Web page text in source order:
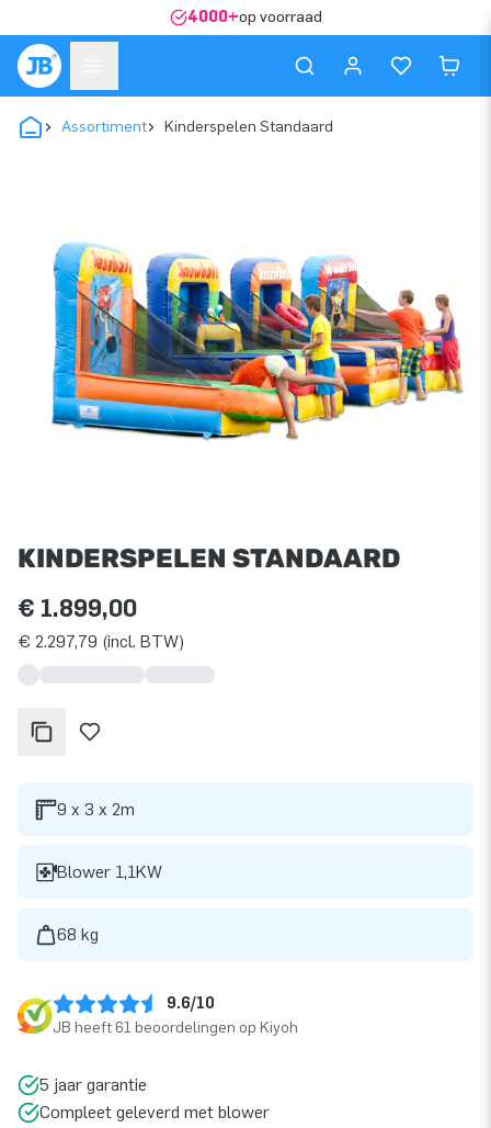
4000+op voorraad
Assortiment Kinderspelen Standaard
KINDERSPELEN STANDAARD
€ 1.899,00
€ 2.297,79 (incl. BTW)
9 x 3 x 2m
Blower 1,1KW
68 kg
9.6/10
JB heeft 61 beoordelingen op Kiyoh
5 jaar garantie
Compleet geleverd met blower